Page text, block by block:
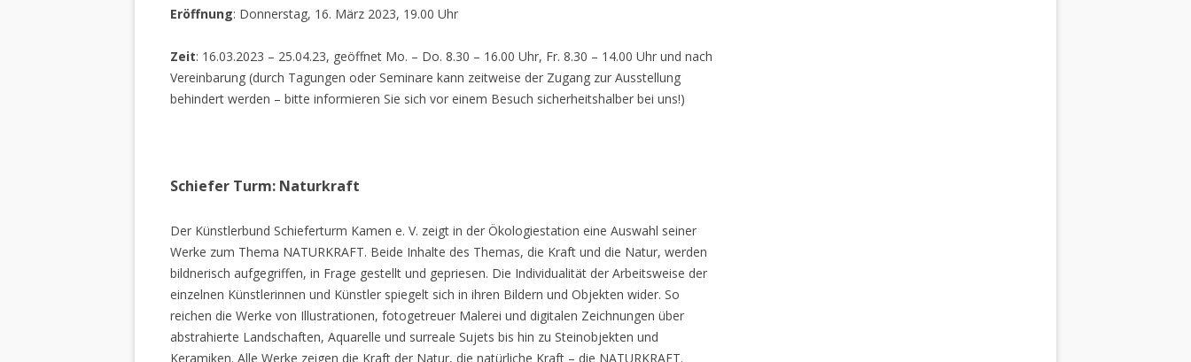
Eröffnung: Donnerstag, 16. März 2023, 19.00 Uhr
Zeit: 16.03.2023 – 25.04.23, geöffnet Mo. – Do. 8.30 – 16.00 Uhr, Fr. 8.30 – 14.00 Uhr und nach
Vereinbarung (durch Tagungen oder Seminare kann zeitweise der Zugang zur Ausstellung
behindert werden – bitte informieren Sie sich vor einem Besuch sicherheitshalber bei uns!)
Schiefer Turm: Naturkraft
Der Künstlerbund Schieferturm Kamen e. V. zeigt in der Ökologiestation eine Auswahl seiner
Werke zum Thema NATURKRAFT. Beide Inhalte des Themas, die Kraft und die Natur, werden
bildnerisch aufgegriffen, in Frage gestellt und gepriesen. Die Individualität der Arbeitsweise der
einzelnen Künstlerinnen und Künstler spiegelt sich in ihren Bildern und Objekten wider. So
reichen die Werke von Illustrationen, fotogetreuer Malerei und digitalen Zeichnungen über
abstrahierte Landschaften, Aquarelle und surreale Sujets bis hin zu Steinobjekten und
Keramiken. Alle Werke zeigen die Kraft der Natur, die natürliche Kraft – die NATURKRAFT.